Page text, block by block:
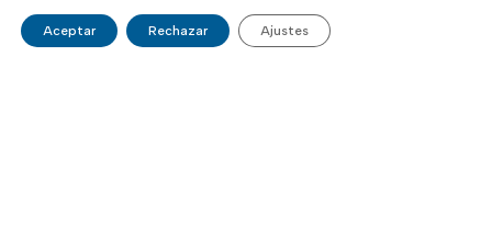
Aceptar Rechazar Ajustes